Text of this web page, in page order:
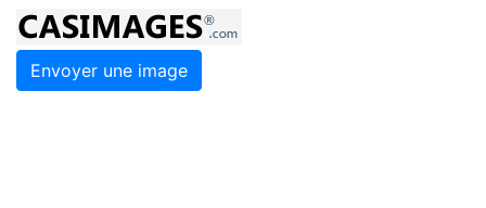
Envoyer une image